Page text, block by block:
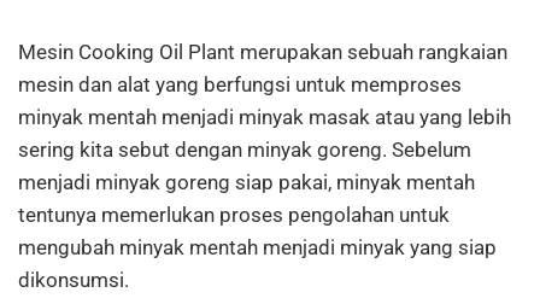
Mesin Cooking Oil Plant merupakan sebuah rangkaian
mesin dan alat yang berfungsi untuk memproses
minyak mentah menjadi minyak masak atau yang lebih
sering kita sebut dengan minyak goreng. Sebelum
menjadi minyak goreng siap pakai, minyak mentah
tentunya memerlukan proses pengolahan untuk
mengubah minyak mentah menjadi minyak yang siap
dikonsumsi.